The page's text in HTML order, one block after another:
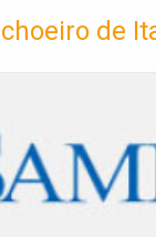
de